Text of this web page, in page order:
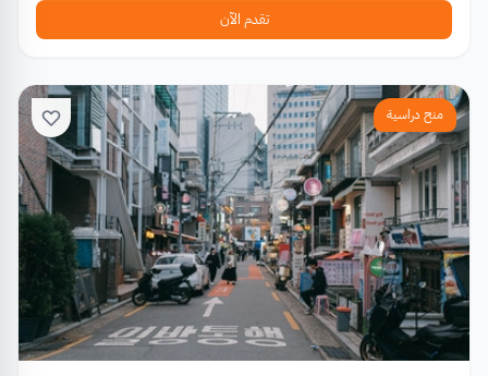
تقدم الآن
منح دراسية